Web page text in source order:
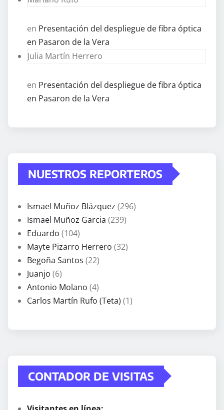
en Presentación del despliegue de fibra óptica
en Pasaron de la Vera
Julia Martín Herrero
en Presentación del despliegue de fibra óptica
en Pasaron de la Vera
NUESTROS REPORTEROS
Ismael Muñoz Blázquez (296)
Ismael Muñoz Garcia (239)
Eduardo (104)
Mayte Pizarro Herrero (32)
Begoña Santos (22)
Juanjo (6)
Antonio Molano (4)
Carlos Martín Rufo (Teta) (1)
CONTADOR DE VISITAS